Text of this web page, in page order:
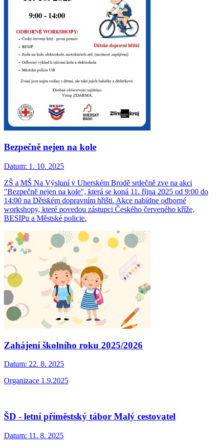
Bezpečně nejen na kole
Datum: 1. 10. 2025
ZŠ a MŠ Na Výsluní v Uherském Brodě srdečně zve na akci
"Bezpečně nejen na kole", která se koná 11. října 2025 od 9:00 do
14:00 na Dětském dopravním hřišti. Akce nabídne odborné
workshopy, které povedou zástupci Českého červeného kříže,
BESIPu a Městské policie.
Zahájení školního roku 2025/2026
Datum: 22. 8. 2025
Organizace 1.9.2025
ŠD - letní příměstský tábor Malý cestovatel
Datum: 11. 8. 2025